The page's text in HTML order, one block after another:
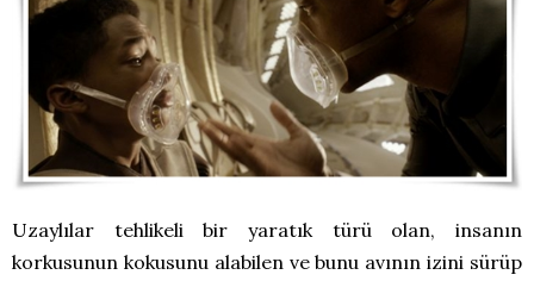
Uzaylılar tehlikeli bir yaratık türü olan, insanın
korkusunun kokusunu alabilen ve bunu avının izini sürüp